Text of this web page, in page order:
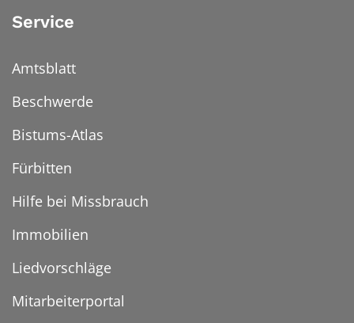
Service
Amtsblatt
Beschwerde
Bistums-Atlas
Fürbitten
Hilfe bei Missbrauch
Immobilien
Liedvorschläge
Mitarbeiterportal